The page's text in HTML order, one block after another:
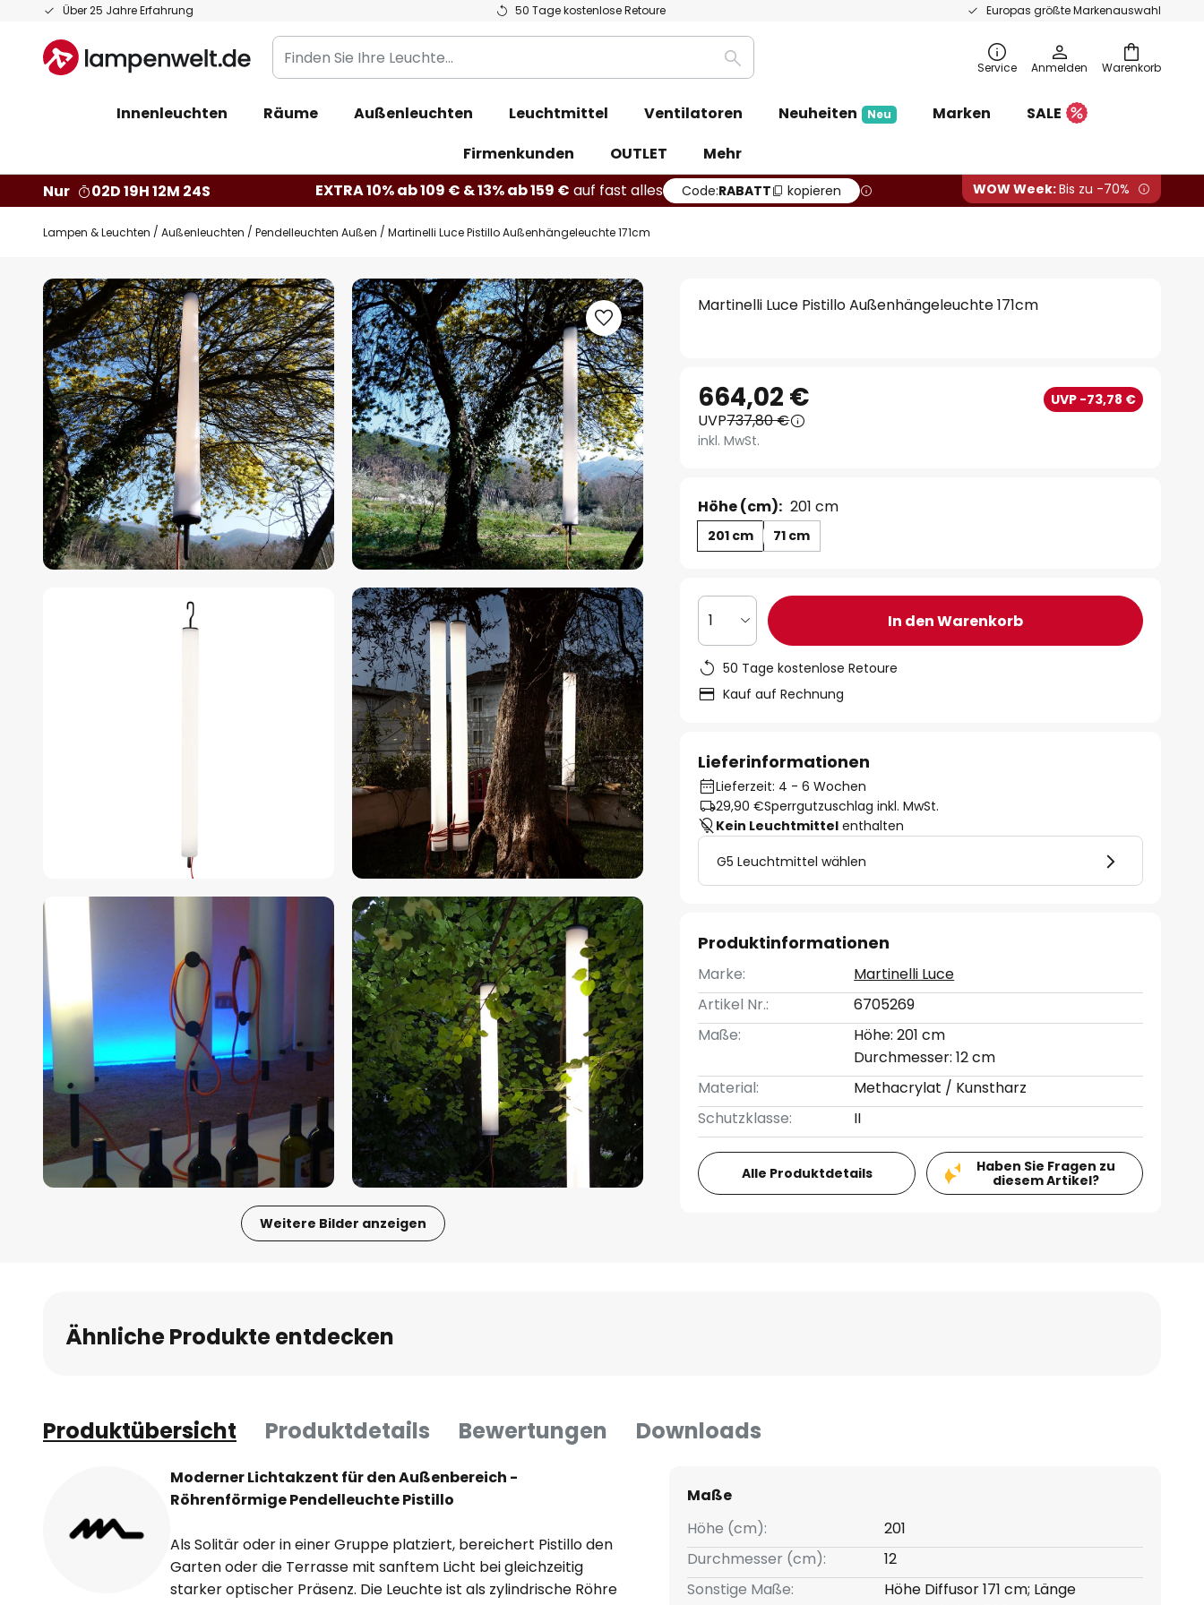
Über 25 Jahre Erfahrung 50 Tage kostenlose Retoure Europas größte Markenauswahl
Zum
springen
Warenkorb
Finden
Sie
Leuchte...
Suche Service Anmelden
Innenleuchten Räume Außenleuchten Leuchtmittel Ventilatoren Neuheiten Neu Marken
SALE
Firmenkunden
OUTLET
Mehr
Nur
02D 19H 12M 23S EXTRA 10% ab 109 € & 13% ab 159 € auf fast alles Code:RABATT kopieren WOW Week:Bis zu -70%
Lampen & Leuchten Außenleuchten Pendelleuchten Außen Martinelli Luce Pistillo Außenhängeleuchte 171cm
Zum
Ende
der
Bildgalerie
springen
Weitere Bilder anzeigen
Bildgalerie
springen
Martinelli Luce Pistillo Außenhängeleuchte 171cm
664,02 € UVP -73,78 €
UVP737,80 €
inkl. MwSt.
Höhe (cm): 201 cm
201 cm 71 cm
1 In den Warenkorb
50 Tage kostenlose Retoure
Kauf auf Rechnung
Lieferinformationen
Lieferzeit: 4 - 6 Wochen
29,90 €Sperrgutzuschlag inkl. MwSt.
Kein Leuchtmittel enthalten
G5 Leuchtmittel wählen
Produktinformationen
Marke:
Martinelli Luce
Artikel Nr.:
6705269
Maße:
Höhe: 201 cm
Durchmesser: 12 cm
Material:
Methacrylat / Kunstharz
Schutzklasse:
II
Alle Produktdetails
Haben Sie Fragen zu
diesem Artikel?
Ähnliche Produkte entdecken
Produktübersicht Produktdetails Bewertungen Downloads
Moderner Lichtakzent für den Außenbereich -
Röhrenförmige Pendelleuchte Pistillo
Als Solitär oder in einer Gruppe platziert, bereichert Pistillo den
Garten oder die Terrasse mit sanftem Licht bei gleichzeitig
starker optischer Präsenz. Die Leuchte ist als zylindrische Röhre
Maße
Höhe (cm):
201
Durchmesser (cm):
12
Sonstige Maße:
Höhe Diffusor 171 cm; Länge